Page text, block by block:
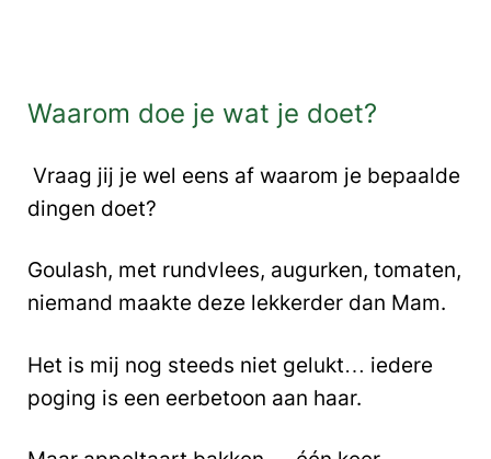
Waarom doe je wat je doet?
Vraag jij je wel eens af waarom je bepaalde
dingen doet?
Goulash, met rundvlees, augurken, tomaten,
niemand maakte deze lekkerder dan Mam.
Het is mij nog steeds niet gelukt… iedere
poging is een eerbetoon aan haar.